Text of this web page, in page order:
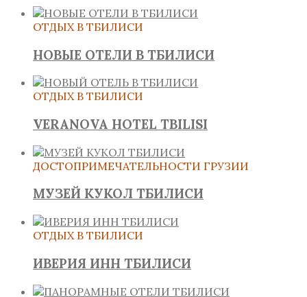
ОТДЫХ В ТБИЛИСИ
НОВЫЕ ОТЕЛИ В ТБИЛИСИ
ОТДЫХ В ТБИЛИСИ
VERANOVA HOTEL TBILISI
ДОСТОПРИМЕЧАТЕЛЬНОСТИ ГРУЗИИ
МУЗЕЙ КУКОЛ ТБИЛИСИ
ОТДЫХ В ТБИЛИСИ
ИВЕРИЯ ИНН ТБИЛИСИ